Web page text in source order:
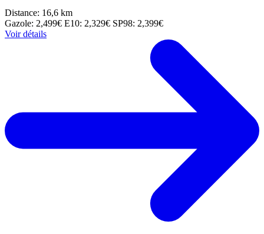
Distance: 16,6 km
Gazole: 2,499€ E10: 2,329€ SP98: 2,399€
Voir détails